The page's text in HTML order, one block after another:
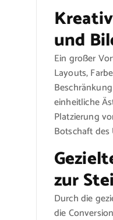
und
Ein großer
Layouts,
einheitliche
Platzierung
Botschaft
zur
Durch die
die